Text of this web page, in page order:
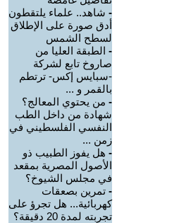
- شاهد.. علماء يلتقطون
أدق صورة على الإطلاق
لسطح الشمس
- الطبقة العليا من
صاروخ تابع لشركة
-سبايس إكس- ترتطم
بالقمر و ...
- من يحتوي المعالج؟
شهادة من داخل الطب
النفسي الفلسطيني في
زمن ...
- هل يفوز الطبيب ذو
الأصول المصرية بمقعد
في مجلس الشيوخ؟
- تمرين بصعقات
كهربائية... هل تجرؤ على
تجربته لمدة 20 دقيقة؟